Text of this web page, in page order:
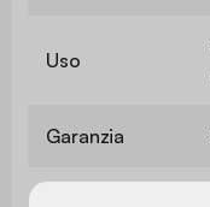
Uso
Garanzia